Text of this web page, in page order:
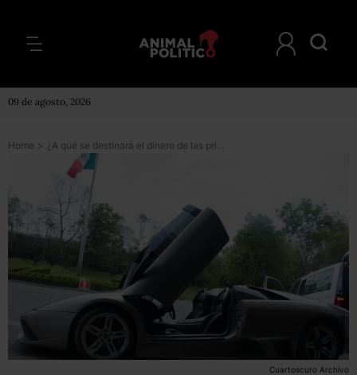
09 de agosto, 2026
Home > ¿A qué se destinará el dinero de las primeras subastas del Instituto para Devolverle al Pueblo lo Robado?
Cuartoscuro Archivo